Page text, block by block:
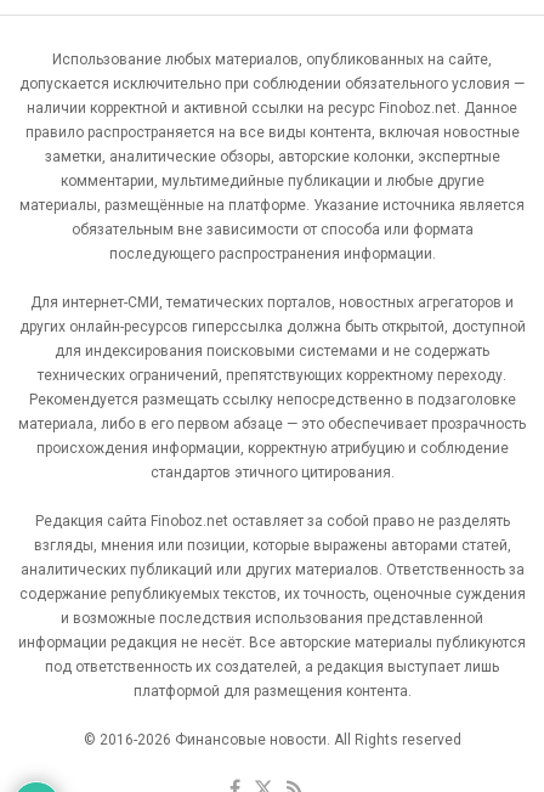
Использование любых материалов, опубликованных на сайте,
допускается исключительно при соблюдении обязательного условия —
наличии корректной и активной ссылки на ресурс Finoboz.net. Данное
правило распространяется на все виды контента, включая новостные
заметки, аналитические обзоры, авторские колонки, экспертные
комментарии, мультимедийные публикации и любые другие
материалы, размещённые на платформе. Указание источника является
обязательным вне зависимости от способа или формата
последующего распространения информации.
Для интернет-СМИ, тематических порталов, новостных агрегаторов и
других онлайн-ресурсов гиперссылка должна быть открытой, доступной
для индексирования поисковыми системами и не содержать
технических ограничений, препятствующих корректному переходу.
Рекомендуется размещать ссылку непосредственно в подзаголовке
материала, либо в его первом абзаце — это обеспечивает прозрачность
происхождения информации, корректную атрибуцию и соблюдение
стандартов этичного цитирования.
Редакция сайта Finoboz.net оставляет за собой право не разделять
взгляды, мнения или позиции, которые выражены авторами статей,
аналитических публикаций или других материалов. Ответственность за
содержание републикуемых текстов, их точность, оценочные суждения
и возможные последствия использования представленной
информации редакция не несёт. Все авторские материалы публикуются
под ответственность их создателей, а редакция выступает лишь
платформой для размещения контента.
© 2016-2026 Финансовые новости. All Rights reserved